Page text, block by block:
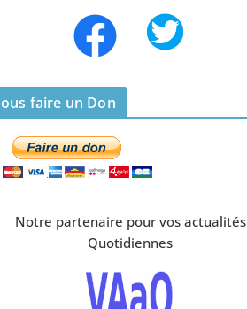
faire un Don
Notre partenaire pour vos actualités
Quotidiennes